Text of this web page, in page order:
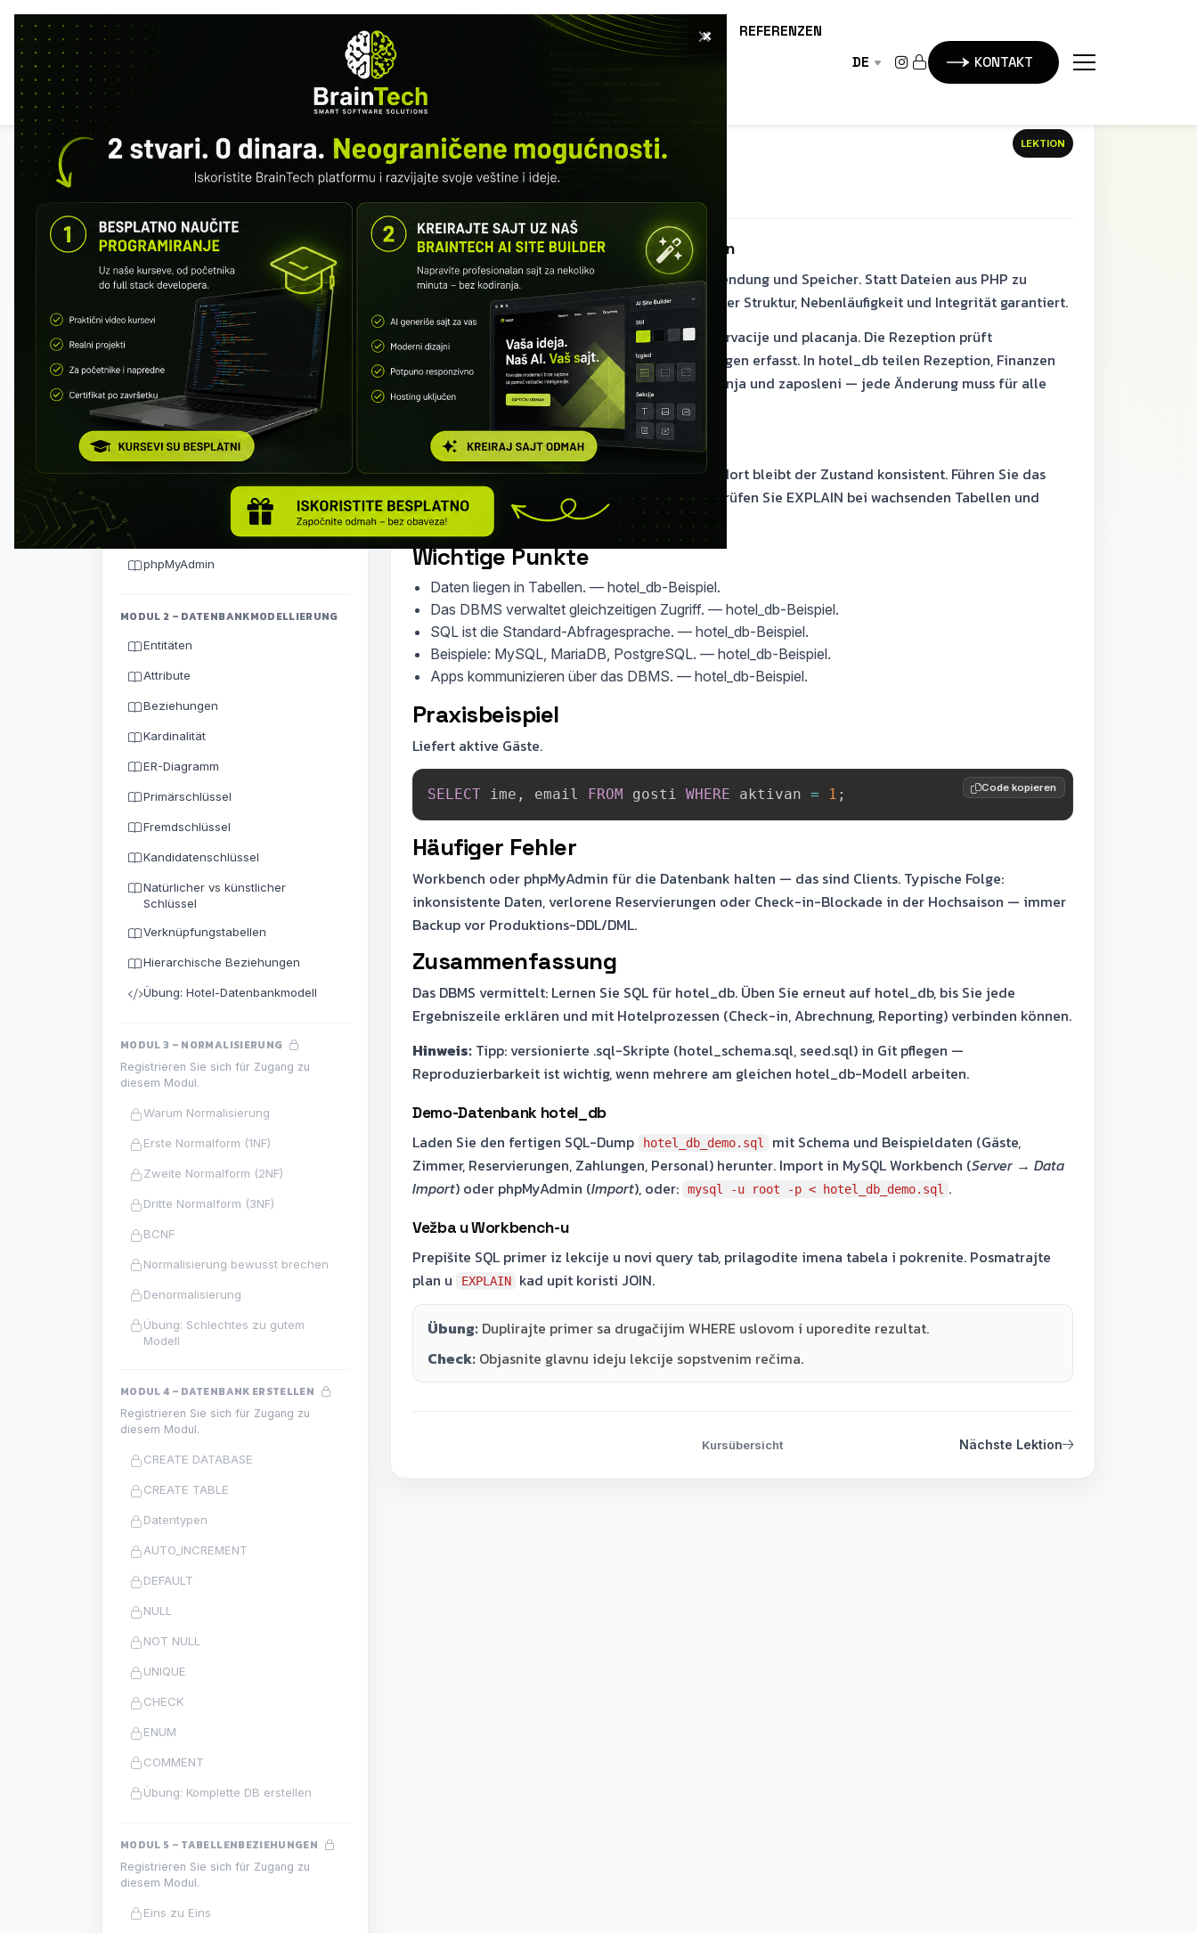
HOME LEISTUNGEN KURSE REFERENZEN
INFO
DE KONTAKT
Alle Kurse
SQL & MySQL
Kostenlose Vorschau: erste 2 Module.
Registrieren Sie sich, um den Fortschritt
zu speichern.Registrieren
1 / 152 · 1%
MODUL 1 – WAS IST EINE DATENBANK
Was ist ein DBMS
SQL vs MySQL
Relationale Datenbanken
Wie ein Datenbankdesigner
denken
Client-SServer-Architektur
MySQL Server installieren
MySQL Workbench
phpMyAdmin
MODUL 2 – DATENBANKMODELLIERUNG
Entitäten
Attribute
Beziehungen
Kardinalität
ER-Diagramm
Primärschlüssel
Fremdschlüssel
Kandidatenschlüssel
Natürlicher vs künstlicher
Schlüssel
Verknüpfungstabellen
Hierarchische Beziehungen
Übung: Hotel-Datenbankmodell
MODUL 3 – NORMALISIERUNG
Registrieren Sie sich für Zugang zu
diesem Modul.
Warum Normalisierung
Erste Normalform (1NF)
Zweite Normalform (2NF)
Dritte Normalform (3NF)
BCNF
Normalisierung bewusst brechen
Denormalisierung
Übung: Schlechtes zu gutem
Modell
MODUL 4 – DATENBANK ERSTELLEN
Registrieren Sie sich für Zugang zu
diesem Modul.
CREATE DATABASE
CREATE TABLE
Datentypen
AUTO_INCREMENT
DEFAULT
NULL
NOT NULL
UNIQUE
CHECK
ENUM
COMMENT
Übung: Komplette DB erstellen
MODUL 5 – TABELLENBEZIEHUNGEN
Registrieren Sie sich für Zugang zu
diesem Modul.
Eins zu Eins
MODUL 1 – WAS IST EINE DATENBANK
LEKTION
Was ist ein DBMS
Was ein DBMS ist und warum Sie es brauchen
Ein DBMS ist die Softwareschicht zwischen Anwendung und Speicher. Statt Dateien aus PHP zu
schreiben, sendet die App SQL an einen Server, der Struktur, Nebenläufigkeit und Integrität garantiert.
In hotel_db verwaltet das DBMS gosti, sobe, rezervacije und placanja. Die Rezeption prüft
Verfügbarkeit, während die Buchhaltung Zahlungen erfasst. In hotel_db teilen Rezeption, Finanzen
und Housekeeping gosti, sobe, rezervacije, placanja und zaposleni — jede Änderung muss für alle
Module konsistent bleiben.
Im Detail
Das DBMS ersetzt keine PHP-Geschäftslogik — dort bleibt der Zustand konsistent. Führen Sie das
SQL-Beispiel in Workbench auf Testdaten aus, prüfen Sie EXPLAIN bei wachsenden Tabellen und
dokumentieren Sie erwartete Ergebnisse.
Wichtige Punkte
Daten liegen in Tabellen. — hotel_db-Beispiel.
Das DBMS verwaltet gleichzeitigen Zugriff. — hotel_db-Beispiel.
SQL ist die Standard-Abfragesprache. — hotel_db-Beispiel.
Beispiele: MySQL, MariaDB, PostgreSQL. — hotel_db-Beispiel.
Apps kommunizieren über das DBMS. — hotel_db-Beispiel.
Praxisbeispiel
Liefert aktive Gäste.
SELECT ime , email FROM gosti WHERE aktivan = 1 ; Code kopieren
Häufiger Fehler
Workbench oder phpMyAdmin für die Datenbank halten — das sind Clients. Typische Folge:
inkonsistente Daten, verlorene Reservierungen oder Check-in-Blockade in der Hochsaison — immer
Backup vor Produktions-DDL/DML.
Zusammenfassung
Das DBMS vermittelt: Lernen Sie SQL für hotel_db. Üben Sie erneut auf hotel_db, bis Sie jede
Ergebniszeile erklären und mit Hotelprozessen (Check-in, Abrechnung, Reporting) verbinden können.
Hinweis: Tipp: versionierte .sql-Skripte (hotel_schema.sql, seed.sql) in Git pflegen —
Reproduzierbarkeit ist wichtig, wenn mehrere am gleichen hotel_db-Modell arbeiten.
Demo-Datenbank hotel_db
Laden Sie den fertigen SQL-Dump hotel_db_demo.sql
mit Schema und Beispieldaten (Gäste,
Zimmer, Reservierungen, Zahlungen, Personal) herunter. Import in MySQL Workbench (Server → Data
Import) oder phpMyAdmin (Import), oder: mysql -u root -p < hotel_db_demo.sql .
Vežba u Workbench-u
Prepišite SQL primer iz lekcije u novi query tab, prilagodite imena tabela i pokrenite. Posmatrajte
plan u
EXPLAIN kad upit koristi JOIN.
Übung: Duplirajte primer sa drugačijim WHERE uslovom i uporedite rezultat.
Check: Objasnite glavnu ideju lekcije sopstvenim rečima.
Kursübersicht Nächste Lektion
×